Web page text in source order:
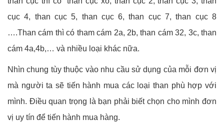
cục 4, than cục 5, than cục 6, than cục 7, than cục 8
….Than cám thì có tham cám 2a, 2b, than cám 32, 3c, than
cám 4a,4b,… và nhiều loại khác nữa.
Nhìn chung tùy thuộc vào nhu cầu sử dụng của mỗi đơn vị
mà người ta sẽ tiến hành mua các loại than phù hợp với
mình. Điều quan trọng là bạn phải biết chọn cho mình đơn
vị uy tín để tiến hành mua hàng.